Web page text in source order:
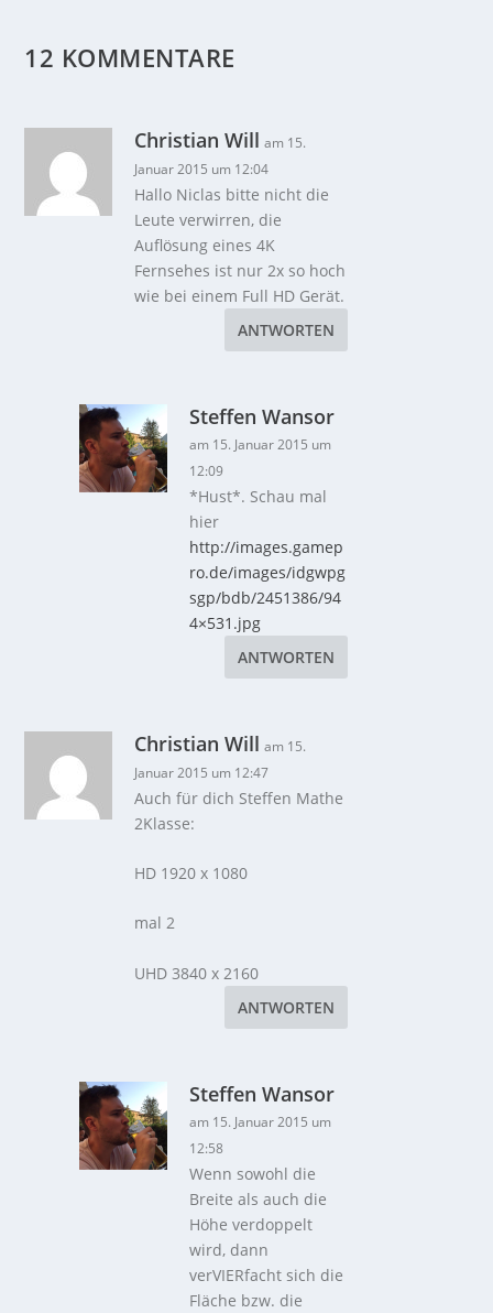
12 KOMMENTARE
Christian Will am 15.
Januar 2015 um 12:04
Hallo Niclas bitte nicht die
Leute verwirren, die
Auflösung eines 4K
Fernsehes ist nur 2x so hoch
wie bei einem Full HD Gerät.
ANTWORTEN
Steffen Wansor
am 15. Januar 2015 um
12:09
*Hust*. Schau mal
hier
http://images.gamep
ro.de/images/idgwpg
sgp/bdb/2451386/94
4×531.jpg
ANTWORTEN
Christian Will am 15.
Januar 2015 um 12:47
Auch für dich Steffen Mathe
2Klasse:
HD 1920 x 1080
mal 2
UHD 3840 x 2160
ANTWORTEN
Steffen Wansor
am 15. Januar 2015 um
12:58
Wenn sowohl die
Breite als auch die
Höhe verdoppelt
wird, dann
verVIERfacht sich die
Fläche bzw. die